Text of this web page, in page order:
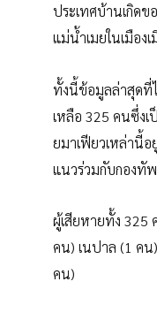
ประเทศบ้านเกิด
แม่น้ำเมยในเมือง
ทั้งนี้ข้อมูลล่าสุดที่
เหลือ 325 คนซึ่งเ
ยมาเฟียวเหล่านี้
แนวร่วมกับกองทั
ผู้เสียหายทั้ง 325
คน) เนปาล (1 ค
คน)